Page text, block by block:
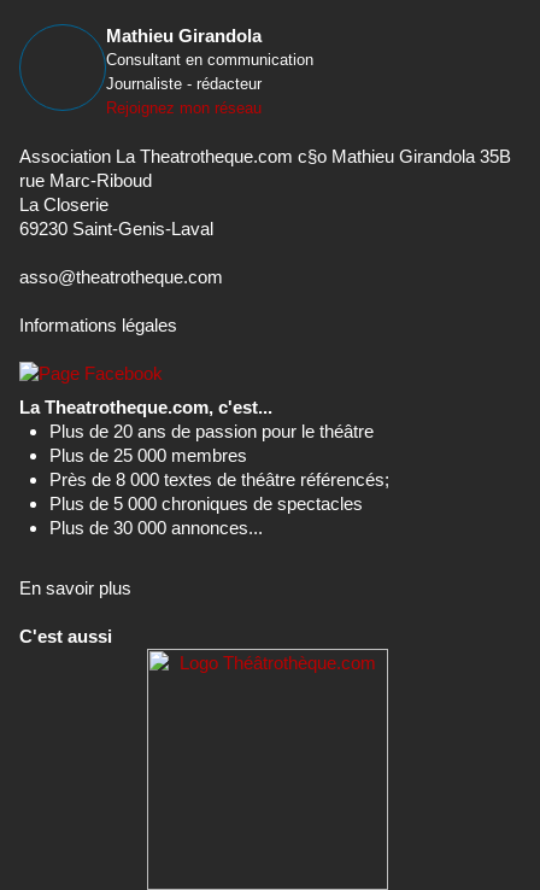
Mathieu Girandola
Consultant en communication
Journaliste - rédacteur
Rejoignez mon réseau
Association La Theatrotheque.com c§o Mathieu Girandola 35B
rue Marc-Riboud
La Closerie
69230 Saint-Genis-Laval
asso@theatrotheque.com
Informations légales
La Theatrotheque.com, c'est...
Plus de 20 ans de passion pour le théâtre
Plus de 25 000 membres
Près de 8 000 textes de théâtre référencés;
Plus de 5 000 chroniques de spectacles
Plus de 30 000 annonces...
En savoir plus
C'est aussi